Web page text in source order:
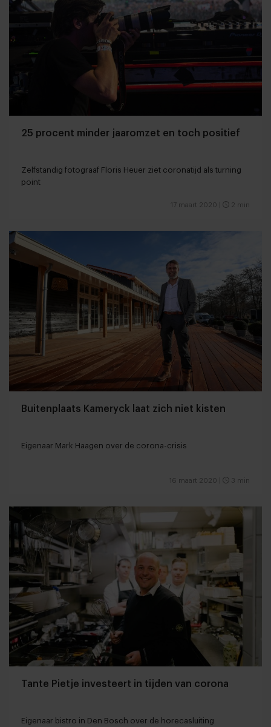
25 procent minder jaaromzet en toch positief
Zelfstandig fotograaf Floris Heuer ziet coronatijd als turning
point
17 maart 2020 2 min
Buitenplaats Kameryck laat zich niet kisten
Eigenaar Mark Haagen over de corona-crisis
16 maart 2020 3 min
Tante Pietje investeert in tijden van corona
Eigenaar bistro in Den Bosch over de horecasluiting